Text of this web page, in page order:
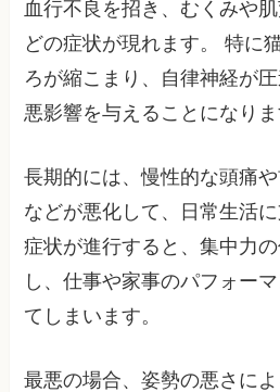
血行不良を招き、むくみや
どの症状が現れます。 特に
ろが縮こまり、自律神経が
悪影響を与えることになりま
長期的には、慢性的な頭痛
などが悪化して、日常生活に
症状が進行すると、集中力
し、仕事や家事のパフォー
てしまいます。
最悪の場合、姿勢の悪さに